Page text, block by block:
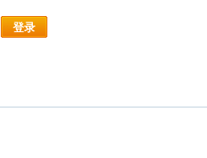
登录